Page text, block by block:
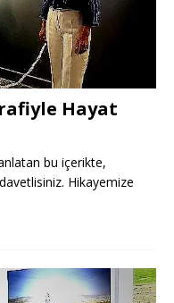
Hayat
bu içerikte,
Hikayemize